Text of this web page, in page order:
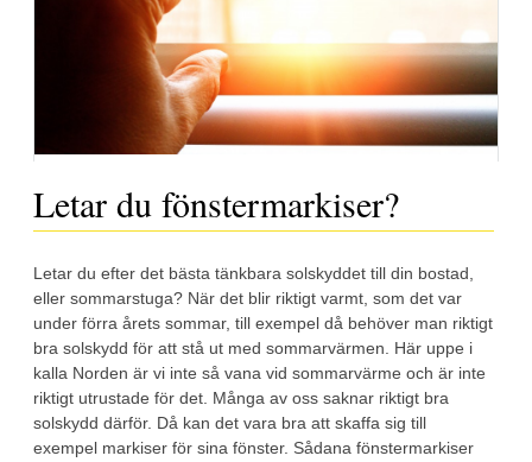
Letar du fönstermarkiser?
Letar du efter det bästa tänkbara solskyddet till din bostad,
eller sommarstuga? När det blir riktigt varmt, som det var
under förra årets sommar, till exempel då behöver man riktigt
bra solskydd för att stå ut med sommarvärmen. Här uppe i
kalla Norden är vi inte så vana vid sommarvärme och är inte
riktigt utrustade för det. Många av oss saknar riktigt bra
solskydd därför. Då kan det vara bra att skaffa sig till
exempel markiser för sina fönster. Sådana fönstermarkiser